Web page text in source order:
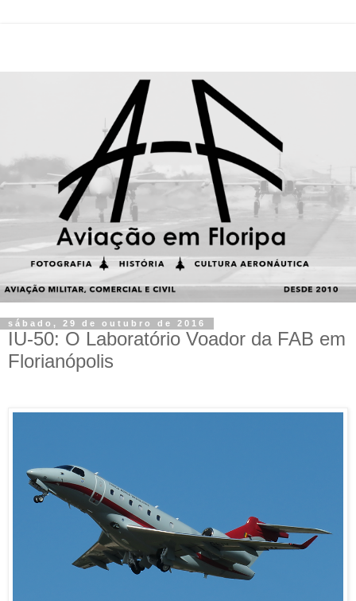
sábado, 29 de outubro de 2016
IU-50: O Laboratório Voador da FAB em
Florianópolis